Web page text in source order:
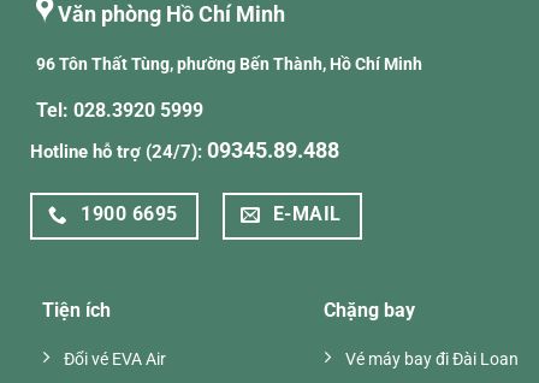
Văn phòng Hồ Chí Minh
96 Tôn Thất Tùng, phường Bến Thành, Hồ Chí Minh
Tel: 028.3920 5999
Hotline hỗ trợ (24/7): 09345.89.488
1900 6695 E-MAIL
Tiện ích
Đổi vé EVA Air
Chặng bay
Vé máy bay đi Đài Loan